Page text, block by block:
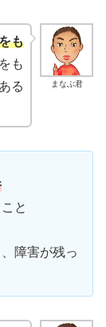
まなぶ君
も
も
る
と
障害が残っ